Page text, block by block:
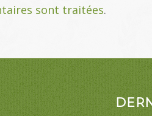
sont traitées.